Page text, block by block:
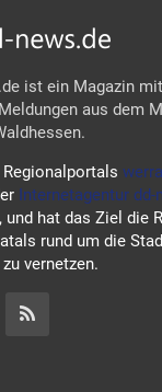
ist ein Magazin
aus dem
Internetagentur dd-
und hat das Ziel die
rund um die
vernetzen.